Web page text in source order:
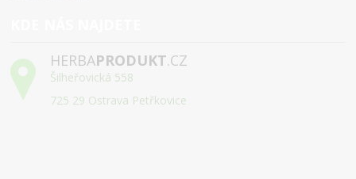
HERBAPRODUKT.CZ
Šilheřovická 558
725 29 Ostrava Petřkovice